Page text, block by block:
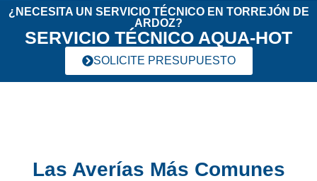
¿NECESITA UN SERVICIO TÉCNICO EN TORREJÓN DE
ARDOZ?
SERVICIO TÉCNICO AQUA-HOT
SOLICITE PRESUPUESTO
Las Averías Más Comunes